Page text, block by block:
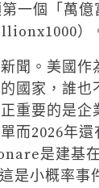
一個「萬億
）
聞。美國作
國家，誰也
重要的是企
而2026年還
是建基
是小概率事